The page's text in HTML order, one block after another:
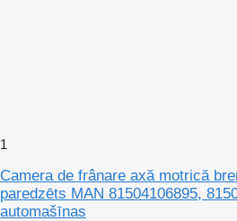
1
Camera de frânare axă motrică
paredzēts MAN 81504106895,
automašīnas